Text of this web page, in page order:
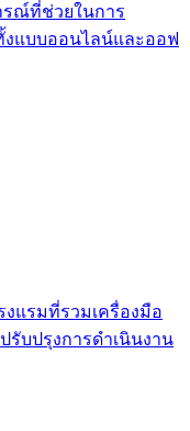
รณ์ที่ช่วยในการ
งแบบออนไลน์และออฟ
งแรมที่รวมเครื่องมือ
รับปรุงการดำเนินงาน